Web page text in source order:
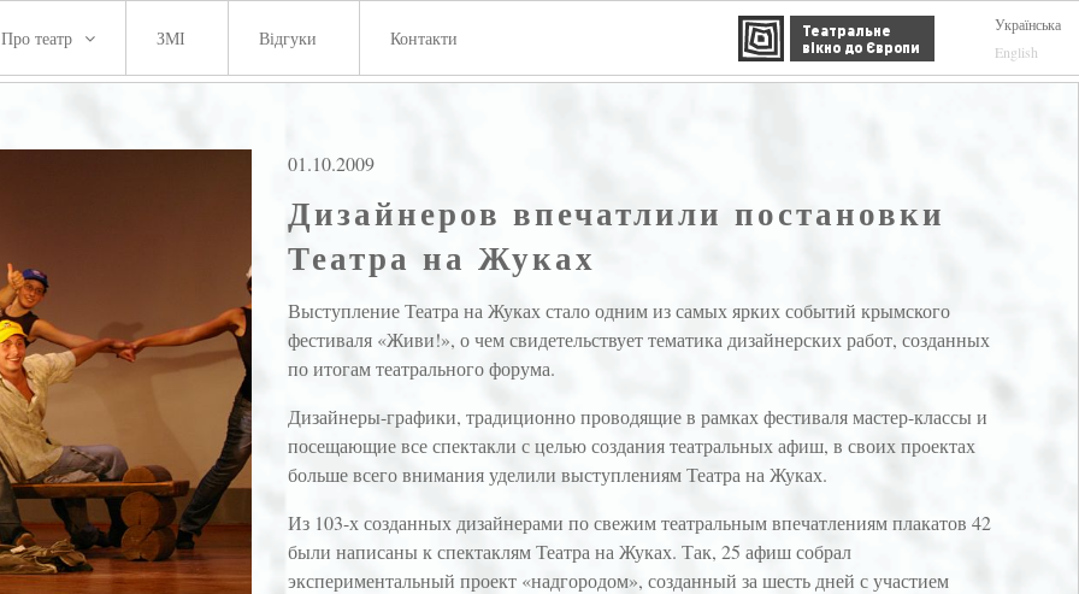
Українська
English
Про театр ЗМІ Відгуки Контакти
Театральне
вікно до Європи
01.10.2009
Дизайнеров впечатлили постановки
Театра на Жуках
Выступление Театра на Жуках стало одним из самых ярких событий крымского
фестиваля «Живи!», о чем свидетельствует тематика дизайнерских работ, созданных
по итогам театрального форума.
Дизайнеры-графики, традиционно проводящие в рамках фестиваля мастер-классы и
посещающие все спектакли с целью создания театральных афиш, в своих проектах
больше всего внимания уделили выступлениям Театра на Жуках.
Из 103-х созданных дизайнерами по свежим театральным впечатлениям плакатов 42
были написаны к спектаклям Театра на Жуках. Так, 25 афиш собрал
экспериментальный проект «надгородом», созданный за шесть дней с участием